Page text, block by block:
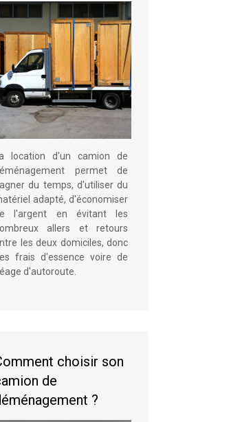
location d'un camion de
permet de
du temps, d'utiliser du
adapté, d'économiser
l'argent en évitant les
allers et retours
les deux domiciles, donc
frais d'essence voire de
d'autoroute.
choisir son
de
?